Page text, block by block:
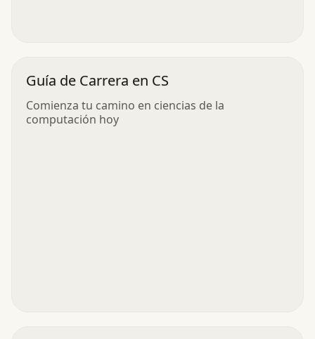
Guía de Carrera en CS
Comienza tu camino en ciencias de la
computación hoy